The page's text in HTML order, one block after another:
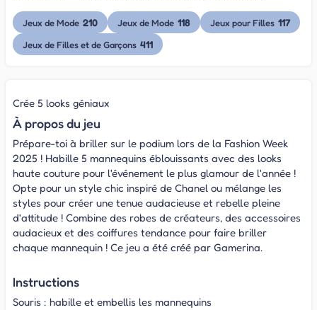
Jeux de Mode 210 Jeux de Mode 118 Jeux pour Filles 117
Jeux de Filles et de Garçons 411
Crée 5 looks géniaux
À propos du jeu
Prépare-toi à briller sur le podium lors de la Fashion Week
2025 ! Habille 5 mannequins éblouissants avec des looks
haute couture pour l'événement le plus glamour de l'année !
Opte pour un style chic inspiré de Chanel ou mélange les
styles pour créer une tenue audacieuse et rebelle pleine
d'attitude ! Combine des robes de créateurs, des accessoires
audacieux et des coiffures tendance pour faire briller
chaque mannequin ! Ce jeu a été créé par Gamerina.
Instructions
Souris : habille et embellis les mannequins